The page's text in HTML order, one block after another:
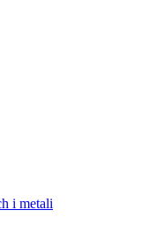
i metali